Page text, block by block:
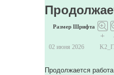
Размер Шрифта
+
02 июня 2026
Продолжается